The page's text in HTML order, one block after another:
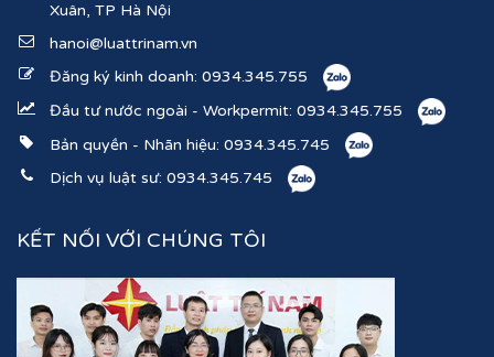
Xuân, TP Hà Nội
hanoi@luattrinam.vn
Đăng ký kinh doanh: 0934.345.755
Đầu tư nước ngoài - Workpermit: 0934.345.755
Bản quyền - Nhãn hiệu: 0934.345.745
Dịch vụ luật sư: 0934.345.745
KẾT NỐI VỚI CHÚNG TÔI